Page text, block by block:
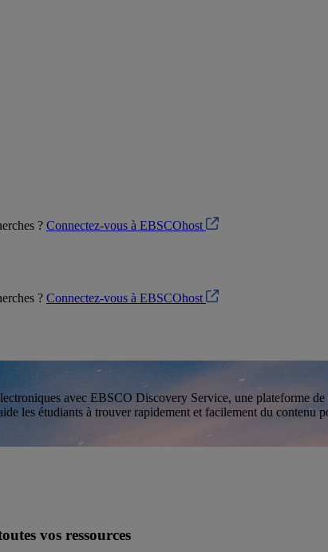
? Connectez-vous à EBSCOhost
? Connectez-vous à EBSCOhost
avec EBSCO Discovery Service, une plateforme
les étudiants à trouver rapidement et facilement du contenu
vos ressources